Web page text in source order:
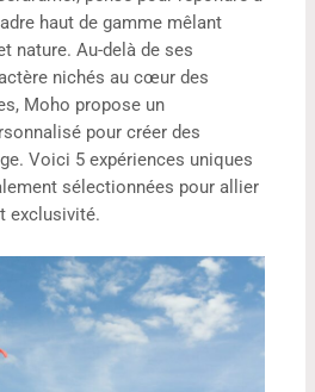
haut de gamme mêlant
nature. Au-delà de ses
nichés au cœur des
Moho propose un
pour créer des
Voici 5 expériences uniques
sélectionnées pour allier
exclusivité.